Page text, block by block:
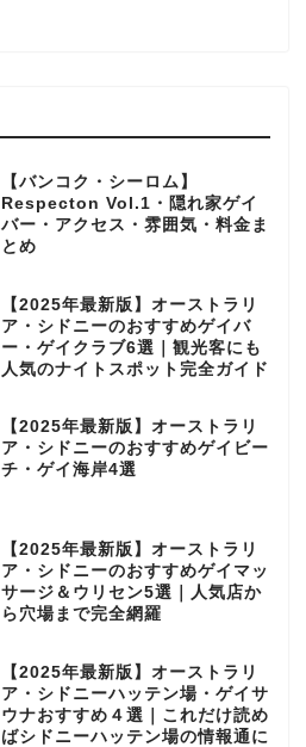
【バンコク・シーロム】
Respecton Vol.1・隠れ家ゲイ
バー・アクセス・雰囲気・料金ま
とめ
【2025年最新版】オーストラリ
ア・シドニーのおすすめゲイバ
ー・ゲイクラブ6選｜観光客にも
人気のナイトスポット完全ガイド
【2025年最新版】オーストラリ
ア・シドニーのおすすめゲイビー
チ・ゲイ海岸4選
【2025年最新版】オーストラリ
ア・シドニーのおすすめゲイマッ
サージ＆ウリセン5選｜人気店か
ら穴場まで完全網羅
【2025年最新版】オーストラリ
ア・シドニーハッテン場・ゲイサ
ウナおすすめ４選｜これだけ読め
ばシドニーハッテン場の情報通に